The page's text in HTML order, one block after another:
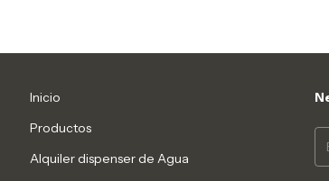
Inicio
Productos
Alquiler dispenser de Agua